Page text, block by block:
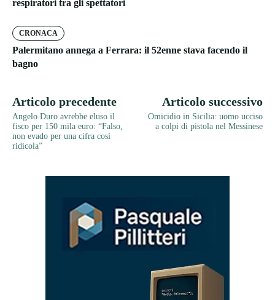
respiratori tra gli spettatori
CRONACA
Palermitano annega a Ferrara: il 52enne stava facendo il
bagno
Articolo precedente
Angelo Duro avrebbe eluso il
fisco per 150 mila euro: “Falso,
non evado per una cifra così
ridicola”
Articolo successivo
Omicidio in Sicilia: uomo ucciso
a colpi di pistola nel Messinese